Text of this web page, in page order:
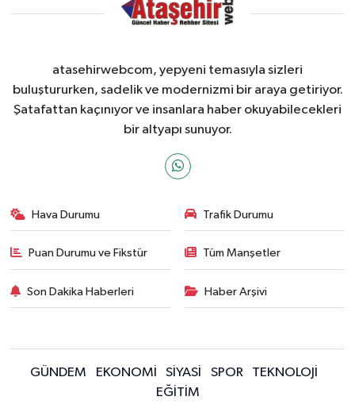
atasehirwebcom, yepyeni temasıyla sizleri
buluştururken, sadelik ve modernizmi bir araya getiriyor.
Şatafattan kaçınıyor ve insanlara haber okuyabilecekleri
bir altyapı sunuyor.
Hava Durumu Trafik Durumu
Puan Durumu ve Fikstür Tüm Manşetler
Son Dakika Haberleri Haber Arşivi
GÜNDEM EKONOMİ SİYASİ SPOR
TEKNOLOJİ
EĞİTİM